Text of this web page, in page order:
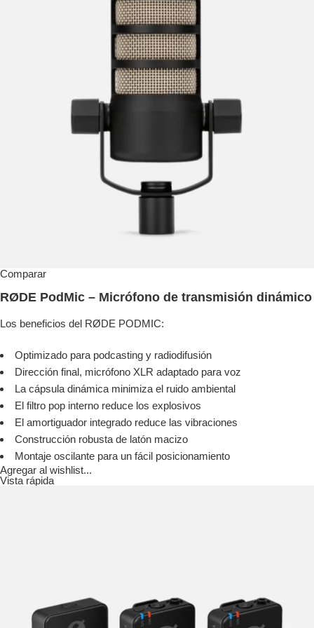
Comparar
RØDE PodMic – Micrófono de transmisión dinámico
Los beneficios del RØDE PODMIC:
Optimizado para podcasting y radiodifusión
Dirección final, micrófono XLR adaptado para voz
La cápsula dinámica minimiza el ruido ambiental
El filtro pop interno reduce los explosivos
El amortiguador integrado reduce las vibraciones
Construcción robusta de latón macizo
Montaje oscilante para un fácil posicionamiento
Agregar al wishlist...
Vista rápida